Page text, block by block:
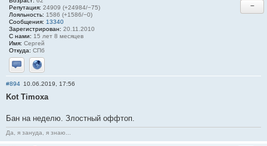
Репутация: 24909 (+24984/−75)
Лояльность: 1586 (+1586/−0)
Сообщения: 13340
Зарегистрирован: 20.11.2010
С нами: 15 лет 8 месяцев
Имя: Сергей
Откуда: СПб
Отправить личное сообщение
Сайт
−
#894 10.06.2019, 17:56
Kot Timoxa
Бан на неделю. Злостный оффтоп.
Да, я зануда, я знаю...